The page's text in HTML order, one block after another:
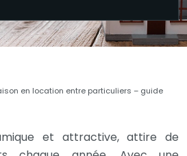
en location entre particuliers – guide
et attractive, attire de